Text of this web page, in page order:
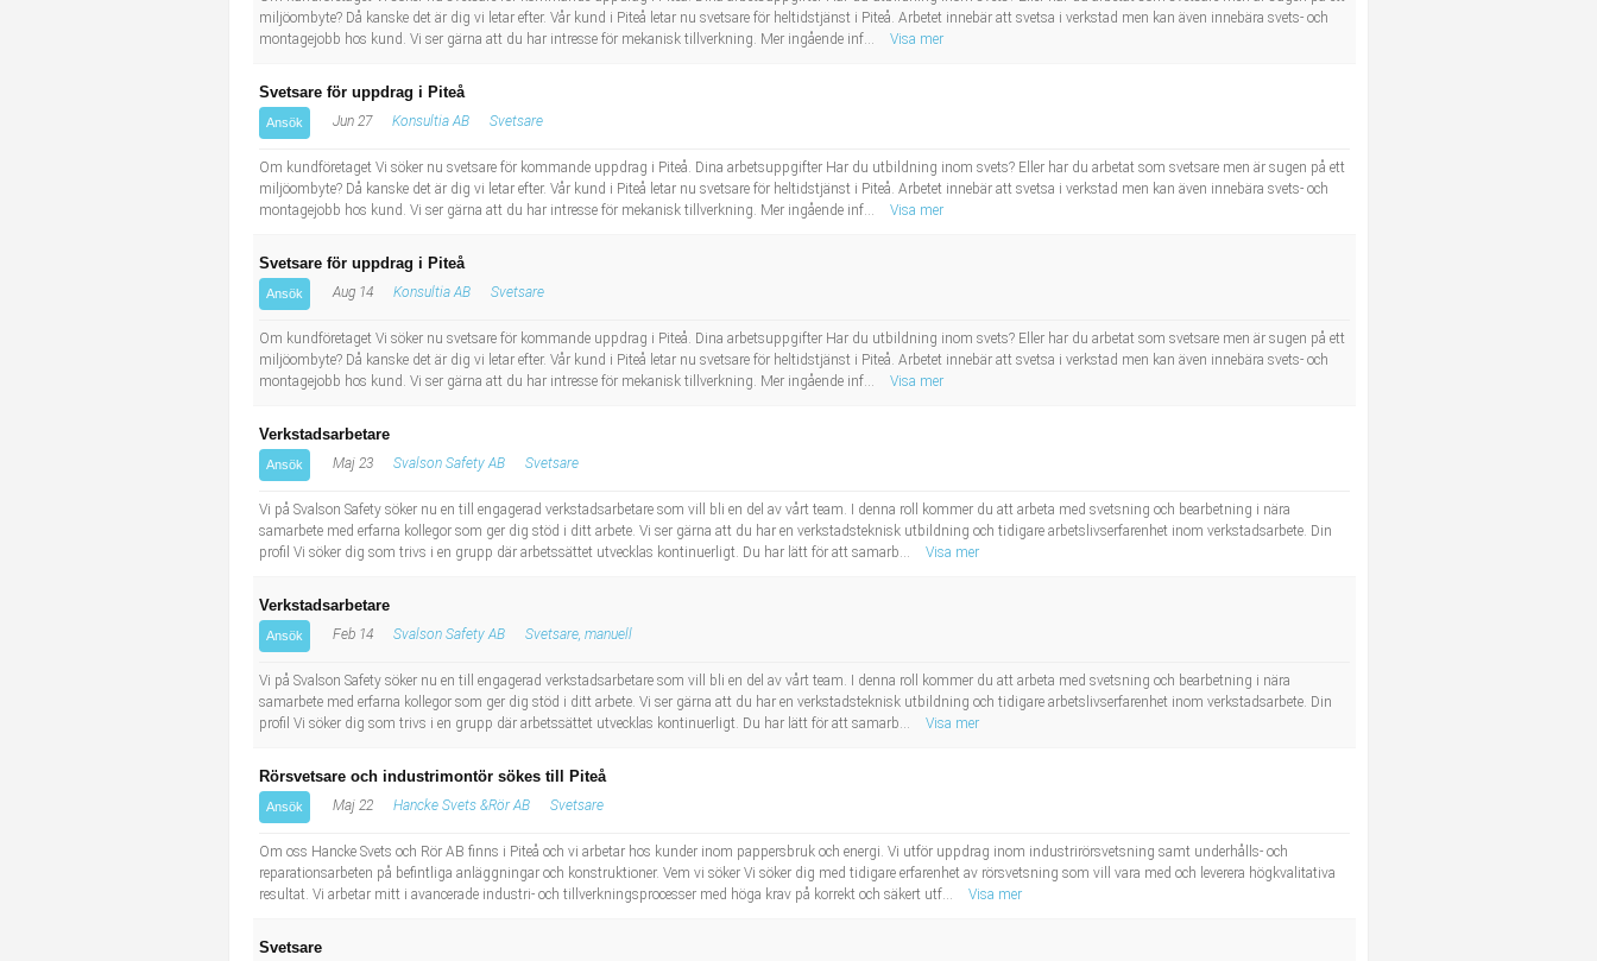
miljöombyte? Då kanske det är dig vi letar efter. Vår kund i Piteå letar nu svetsare för heltidstjänst i Piteå. Arbetet innebär att svetsa i verkstad men kan även innebära svets- och
montagejobb hos kund. Vi ser gärna att du har intresse för mekanisk tillverkning. Mer ingående inf...
Visa mer
Svetsare för uppdrag i Piteå
Ansök Jun 27 Konsultia AB Svetsare
Om kundföretaget Vi söker nu svetsare för kommande uppdrag i Piteå. Dina arbetsuppgifter Har du utbildning inom svets? Eller har du arbetat som svetsare men är sugen på ett
miljöombyte? Då kanske det är dig vi letar efter. Vår kund i Piteå letar nu svetsare för heltidstjänst i Piteå. Arbetet innebär att svetsa i verkstad men kan även innebära svets- och
montagejobb hos kund. Vi ser gärna att du har intresse för mekanisk tillverkning. Mer ingående inf...
Visa mer
Svetsare för uppdrag i Piteå
Ansök Aug 14 Konsultia AB Svetsare
Om kundföretaget Vi söker nu svetsare för kommande uppdrag i Piteå. Dina arbetsuppgifter Har du utbildning inom svets? Eller har du arbetat som svetsare men är sugen på ett
miljöombyte? Då kanske det är dig vi letar efter. Vår kund i Piteå letar nu svetsare för heltidstjänst i Piteå. Arbetet innebär att svetsa i verkstad men kan även innebära svets- och
montagejobb hos kund. Vi ser gärna att du har intresse för mekanisk tillverkning. Mer ingående inf...
Visa mer
Verkstadsarbetare
Ansök Maj 23 Svalson Safety AB Svetsare
Vi på Svalson Safety söker nu en till engagerad verkstadsarbetare som vill bli en del av vårt team. I denna roll kommer du att arbeta med svetsning och bearbetning i nära
samarbete med erfarna kollegor som ger dig stöd i ditt arbete. Vi ser gärna att du har en verkstadsteknisk utbildning och tidigare arbetslivserfarenhet inom verkstadsarbete. Din
profil Vi söker dig som trivs i en grupp där arbetssättet utvecklas kontinuerligt. Du har lätt för att samarb...
Visa mer
Verkstadsarbetare
Ansök Feb 14 Svalson Safety AB Svetsare, manuell
Vi på Svalson Safety söker nu en till engagerad verkstadsarbetare som vill bli en del av vårt team. I denna roll kommer du att arbeta med svetsning och bearbetning i nära
samarbete med erfarna kollegor som ger dig stöd i ditt arbete. Vi ser gärna att du har en verkstadsteknisk utbildning och tidigare arbetslivserfarenhet inom verkstadsarbete. Din
profil Vi söker dig som trivs i en grupp där arbetssättet utvecklas kontinuerligt. Du har lätt för att samarb...
Visa mer
Rörsvetsare och industrimontör sökes till Piteå
Ansök Maj 22 Hancke Svets &Rör AB Svetsare
Om oss Hancke Svets och Rör AB finns i Piteå och vi arbetar hos kunder inom pappersbruk och energi. Vi utför uppdrag inom industrirörsvetsning samt underhålls- och
reparationsarbeten på befintliga anläggningar och konstruktioner. Vem vi söker Vi söker dig med tidigare erfarenhet av rörsvetsning som vill vara med och leverera högkvalitativa
resultat. Vi arbetar mitt i avancerade industri- och tillverkningsprocesser med höga krav på korrekt och säkert utf...
Visa mer
Svetsare